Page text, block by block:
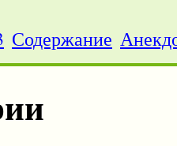
Содержание